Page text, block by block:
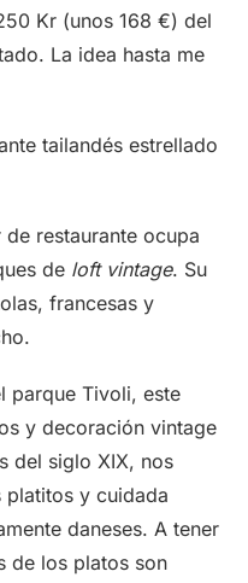
Kr (unos 168 €) del
La idea hasta me
tailandés estrellado
restaurante ocupa
de loft vintage. Su
francesas y
parque Tivoli, este
y decoración vintage
del siglo XIX, nos
platitos y cuidada
daneses. A tener
de los platos son